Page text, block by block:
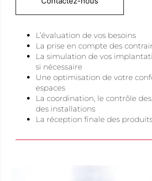
L’évaluation de vos besoins
La prise en compte des
La simulation de vos
si nécessaire
Une optimisation de votre
espaces
La coordination, le contrôle
des installations
La réception finale des